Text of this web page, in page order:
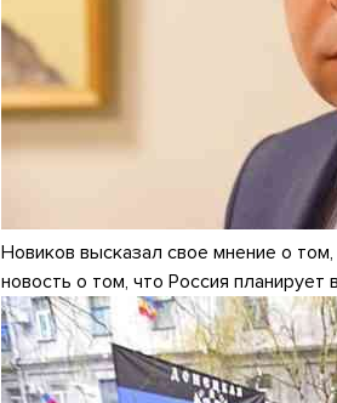
Новиков высказал свое мнение о
новость о том, что Россия планирует